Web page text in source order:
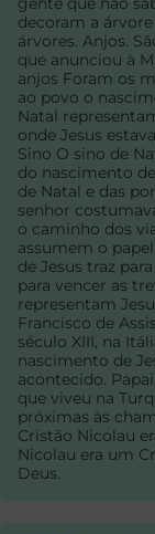
decoram a
árvores. Anjos.
que anunciou à
anjos Foram os
ao povo o
Natal
onde Jesus
Sino O sino de
do nascimento
de Natal e das
senhor
o caminho dos
assumem o
de Jesus traz
para vencer as
representam
Francisco de
século XIII, na
nascimento de
acontecido.
que viveu na
próximas às
Cristão Nicolau
Nicolau era um
Deus.